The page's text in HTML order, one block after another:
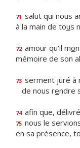
71 salut qui nous
à la main de tous
72 amour qu'il mo
mémoire de son
73 serment juré à
de nous rendre
74 afin que,
75 nous le
en sa présence,